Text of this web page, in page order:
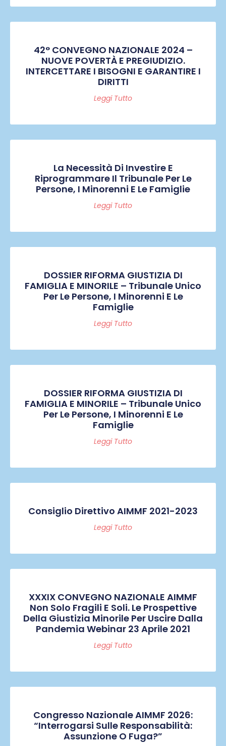
42° CONVEGNO NAZIONALE 2024 –
NUOVE POVERTÀ E PREGIUDIZIO.
INTERCETTARE I BISOGNI E GARANTIRE I
DIRITTI
Leggi Tutto
La Necessità Di Investire E
Riprogrammare Il Tribunale Per Le
Persone, I Minorenni E Le Famiglie
Leggi Tutto
DOSSIER RIFORMA GIUSTIZIA DI
FAMIGLIA E MINORILE – Tribunale Unico
Per Le Persone, I Minorenni E Le
Famiglie
Leggi Tutto
DOSSIER RIFORMA GIUSTIZIA DI
FAMIGLIA E MINORILE – Tribunale Unico
Per Le Persone, I Minorenni E Le
Famiglie
Leggi Tutto
Consiglio Direttivo AIMMF 2021-2023
Leggi Tutto
XXXIX CONVEGNO NAZIONALE AIMMF
Non Solo Fragili E Soli. Le Prospettive
Della Giustizia Minorile Per Uscire Dalla
Pandemia Webinar 23 Aprile 2021
Leggi Tutto
Congresso Nazionale AIMMF 2026:
“Interrogarsi Sulle Responsabilità:
Assunzione O Fuga?”